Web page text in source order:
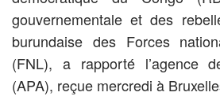
gouvernementale et des
burundaise des Forces
(FNL), a rapporté l’agence
(APA), reçue mercredi à